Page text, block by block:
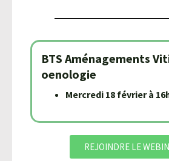
BTS Aménagements
oenologie
Mercredi 18 février à
REJOINDRE LE